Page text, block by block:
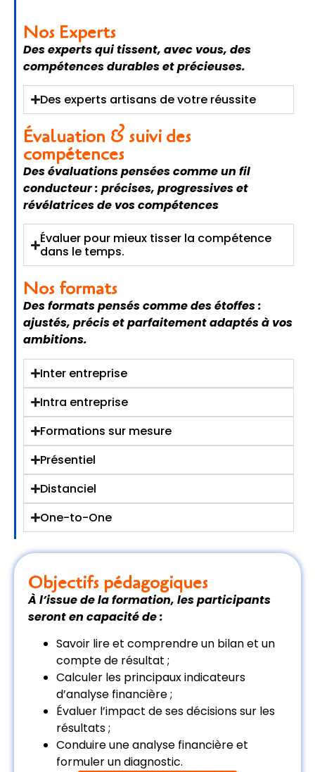
Nos Experts
Des experts qui tissent, avec vous, des
compétences durables et précieuses.
Des experts artisans de votre réussite
Évaluation & suivi des
compétences
Des évaluations pensées comme un fil
conducteur : précises, progressives et
révélatrices de vos compétences
Évaluer pour mieux tisser la compétence
dans le temps.
Nos formats
Des formats pensés comme des étoffes :
ajustés, précis et parfaitement adaptés à vos
ambitions.
Inter entreprise
Intra entreprise
Formations sur mesure
Présentiel
Distanciel
One-to-One
Objectifs pédagogiques
À l’issue de la formation, les participants
seront en capacité de :
Savoir lire et comprendre un bilan et un
compte de résultat ;
Calculer les principaux indicateurs
d’analyse financière ;
Évaluer l’impact de ses décisions sur les
résultats ;
Conduire une analyse financière et
formuler un diagnostic.